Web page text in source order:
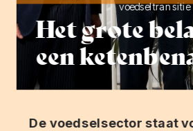
Het grote
een
voedseltransitie
De voedselsector staat